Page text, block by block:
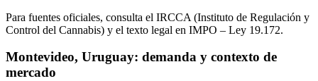
Para fuentes oficiales, consulta el IRCCA (Instituto de Regulación y
Control del Cannabis) y el texto legal en IMPO – Ley 19.172.
Montevideo, Uruguay: demanda y contexto de
mercado